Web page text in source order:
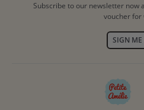
Subscribe to our newsletter now
voucher for
SIGN ME